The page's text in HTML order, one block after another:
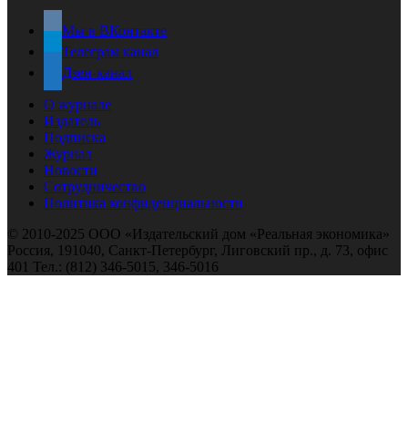
Мы в ВКонтакте
Телеграм канал
Дзен-канал
О журнале
Издатель
Подписка
Журнал
Новости
Сотрудничество
Политика конфиденциальности
© 2010-2025 ООО «Издательский дом «Реальная экономика»
Россия, 191040, Санкт-Петербург, Лиговский пр., д. 73, офис
401 Тел.: (812) 346-5015, 346-5016